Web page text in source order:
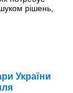
рішень,
України